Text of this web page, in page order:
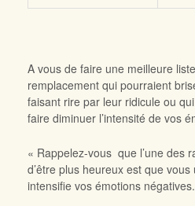
A vous de faire une meilleure
remplacement qui pourraient
faisant rire par leur ridicule ou
faire diminuer l’intensité de vos
« Rappelez-vous que l’une des
d’être plus heureux est que
intensifie vos émotions